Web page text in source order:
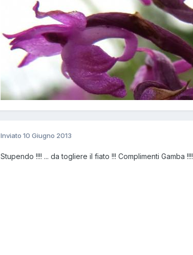
Inviato 10 Giugno 2013
Stupendo !!!! ... da togliere il fiato !!! Complimenti Gamba !!!!